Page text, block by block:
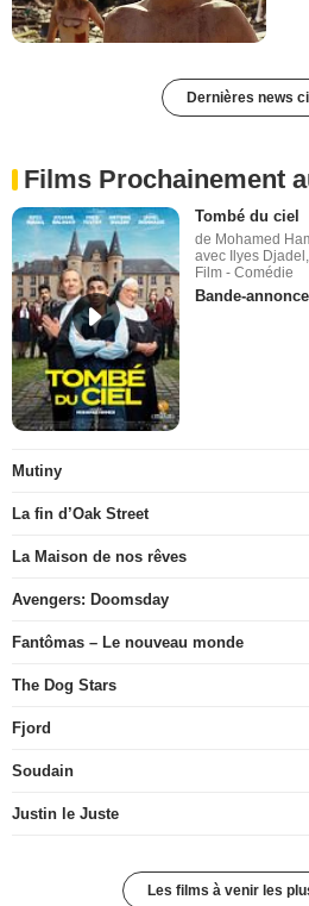
Dernières news
Films Prochainement
Tombé du ciel
de Mohamed
avec Ilyes
Film - Comédie
Bande-annonce
Mutiny
La fin d’Oak Street
La Maison de nos rêves
Avengers: Doomsday
Fantômas – Le nouveau monde
The Dog Stars
Fjord
Soudain
Justin le Juste
Les films à venir les